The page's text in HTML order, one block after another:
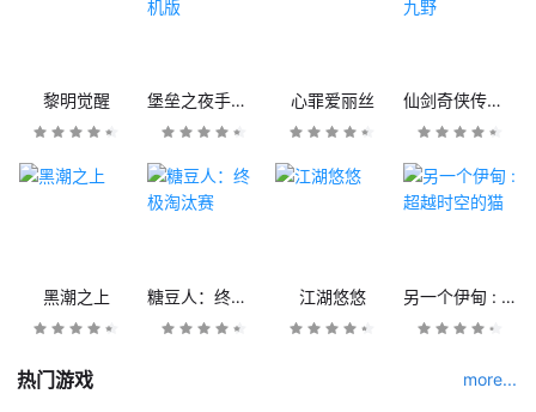
黎明觉醒 堡垒之夜手机版 心罪爱丽丝 仙剑奇侠传九野
黑潮之上 糖豆人：终极淘汰赛 江湖悠悠 另一个伊甸 : 超越时空的猫
热门游戏 more...